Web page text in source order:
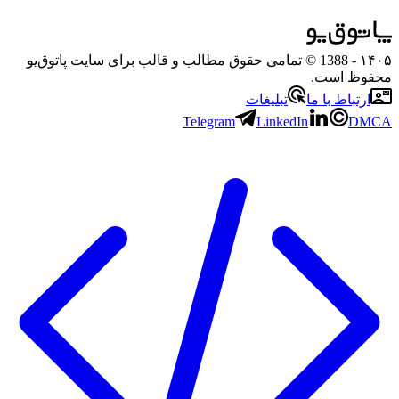
۱۴۰۵
- 1388 © تمامی حقوق مطالب و قالب برای سایت پاتوق‌یو
محفوظ است.
ارتباط با ما
تبلیغات
Telegram
LinkedIn DMCA